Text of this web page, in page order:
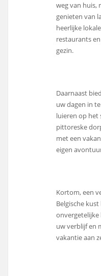
weg van huis,
genieten van
heerlijke
restaurants
gezin.
Daarnaast
uw dagen in
luieren op het
pittoreske
met een
eigen
Kortom, een
Belgische
onvergetelijke
uw verblijf en
vakantie aan